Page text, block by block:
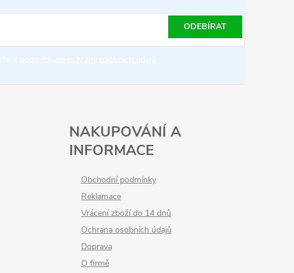
ODEBÍRAT
NAKUPOVÁNÍ A
INFORMACE
Obchodní podmínky
Reklamace
Vrácení zboží do 14 dnů
Ochrana osobních údajů
Doprava
O firmě